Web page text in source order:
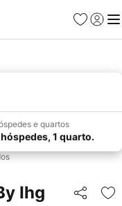
Favoritos
Iniciar
e quartos
1 quarto.
Ihg Partilhar